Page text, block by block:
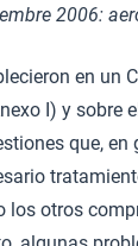
2006:
en
I) y sobre
que,
los otros